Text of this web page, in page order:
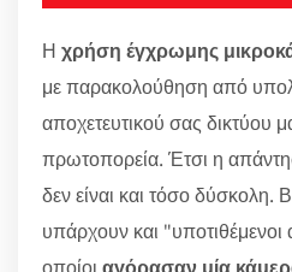
Η χρήση έγχρωμης
με παρακολούθηση από
αποχετευτικού σας δικτύου
πρωτοπορεία. Έτσι η
δεν είναι και τόσο δύσκολη.
υπάρχουν και
οποίοι αγόρασαν μία